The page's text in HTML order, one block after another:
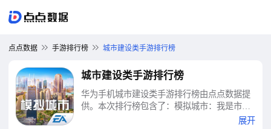
点点数据 手游排行榜 城市建设类手游排行榜
城市建设类手游排行榜
华为手机城市建设类手游排行榜由点点数据提
供。本次排行榜包含了：模拟城市：我是市
长、模拟建造、梦想城镇、英雄联盟手游、QQ
展开